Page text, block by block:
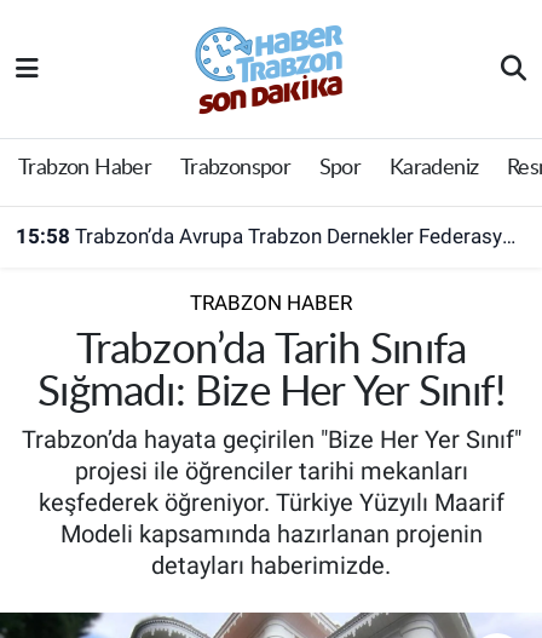
Trabzon Haber Trabzonspor Spor Karadeniz
15:58 Trabzon’da Avrupa Trabzon Dernekler Federasyonu açıldı
TRABZON HABER
Trabzon’da Tarih Sınıfa
Sığmadı: Bize Her Yer Sınıf!
Trabzon’da hayata geçirilen "Bize Her Yer Sınıf"
projesi ile öğrenciler tarihi mekanları
keşfederek öğreniyor. Türkiye Yüzyılı Maarif
Modeli kapsamında hazırlanan projenin
detayları haberimizde.
Trabzon Haber
Trabzonspor
Resmi Reklam
Yazarlar
Perde Arkası
Trabzon Nöbetçi Eczaneler
Trabzon Hava Durumu
Süper Lig Puan Durumu ve Fikstür
Tüm Manşetler
Son Dakika Haberleri
Haber Arşivi